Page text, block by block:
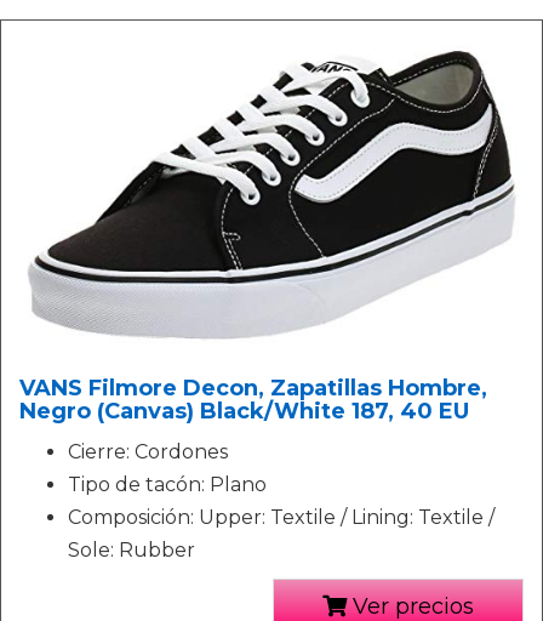
VANS Filmore Decon, Zapatillas Hombre,
Negro (Canvas) Black/White 187, 40 EU
Cierre: Cordones
Tipo de tacón: Plano
Composición: Upper: Textile / Lining: Textile /
Sole: Rubber
Ver precios